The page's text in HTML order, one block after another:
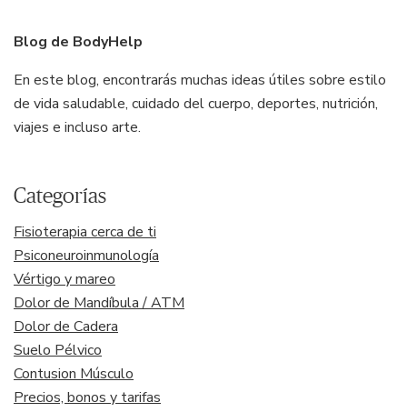
Blog de BodyHelp
En este blog, encontrarás muchas ideas útiles sobre estilo
de vida saludable, cuidado del cuerpo, deportes, nutrición,
viajes e incluso arte.
Categorías
Fisioterapia cerca de ti
Psiconeuroinmunología
Vértigo y mareo
Dolor de Mandíbula / ATM
Dolor de Cadera
Suelo Pélvico
Contusion Músculo
Precios, bonos y tarifas